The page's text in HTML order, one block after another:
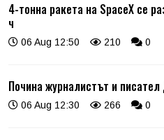
4-тонна ракета на SpaceX се
ч
06 Aug 12:50 210 0
Почина журналистът и
06 Aug 12:30 266 0